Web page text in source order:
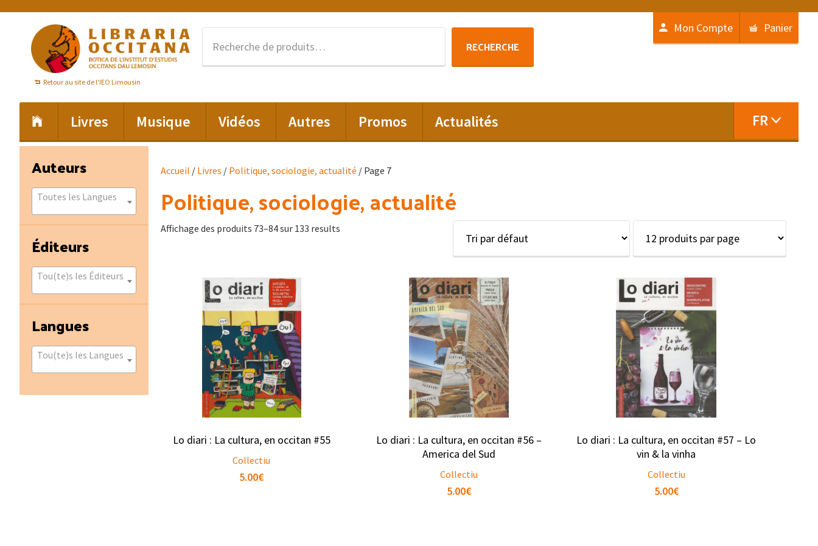
navigation
principale
contenu
principal
Retour au site de l'IEO Limousin
RECHERCHE
Mon Compte Panier
Livres Musique Vidéos Autres Promos Actualités FR
Accueil / Livres / Politique, sociologie, actualité / Page 7
Politique, sociologie, actualité
Affichage des produits 73–84 sur 133 results
Lo diari : La cultura, en occitan #55
Collectiu
5.00€
Lo diari : La cultura, en occitan #56 –
America del Sud
Collectiu
5.00€
Lo diari : La cultura, en occitan #57 – Lo
vin & la vinha
Collectiu
5.00€
Barre
latérale
principale
Auteurs
Toutes les Langues
Éditeurs
Tou(te)s les Éditeurs
Langues
Tou(te)s les Langues